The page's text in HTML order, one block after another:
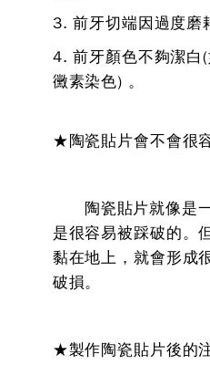
3. 前牙切端因過度磨
4. 前牙顏色不夠潔白
黴素染色) 。
★陶瓷貼片會不會很
陶瓷貼片就像是一
是很容易被踩破的。
黏在地上，就會形成
破損。
★製作陶瓷貼片後的